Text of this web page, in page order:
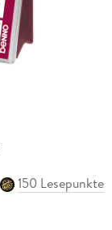
150 Lesepunkte